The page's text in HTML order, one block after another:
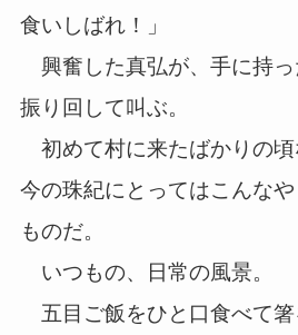
食いしばれ！」
興奮した真弘が、手に持っ
振り回して叫ぶ。
初めて村に来たばかりの頃
今の珠紀にとってはこんな
ものだ。
いつもの、日常の風景。
五目ご飯をひと口食べて箸